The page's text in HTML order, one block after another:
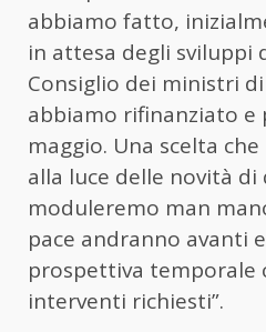
abbiamo fatto,
in attesa degli sviluppi
Consiglio dei ministri
abbiamo rifinanziato e
maggio. Una scelta
alla luce delle novità di
moduleremo man
pace andranno avanti
prospettiva temporale
interventi richiesti”.